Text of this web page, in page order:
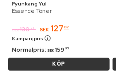
Pyunkang Yul
Essence Toner
SEK 130 95 SEK 127 02
Kampanjpris
Normalpris: SEK 159 95
KÖP